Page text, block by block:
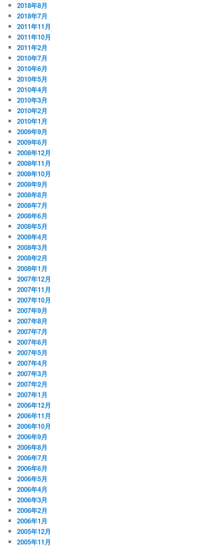
2018年8月
2018年7月
2011年11月
2011年10月
2011年2月
2010年7月
2010年6月
2010年5月
2010年4月
2010年3月
2010年2月
2010年1月
2009年9月
2009年6月
2008年12月
2008年11月
2008年10月
2008年9月
2008年8月
2008年7月
2008年6月
2008年5月
2008年4月
2008年3月
2008年2月
2008年1月
2007年12月
2007年11月
2007年10月
2007年9月
2007年8月
2007年7月
2007年6月
2007年5月
2007年4月
2007年3月
2007年2月
2007年1月
2006年12月
2006年11月
2006年10月
2006年9月
2006年8月
2006年7月
2006年6月
2006年5月
2006年4月
2006年3月
2006年2月
2006年1月
2005年12月
2005年11月